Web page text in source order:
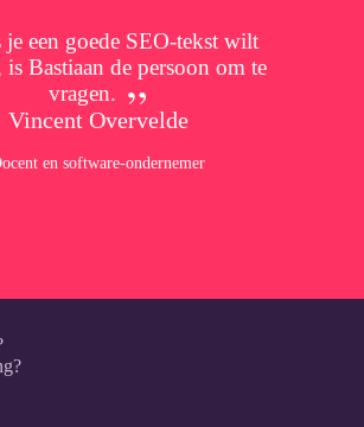
een goede SEO-tekst wilt
is Bastiaan de persoon om te
vragen.
Vincent Overvelde
en software-ondernemer